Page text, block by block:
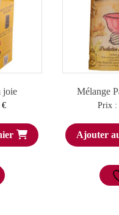
joie
€
Mélange
Prix :
Ajouter